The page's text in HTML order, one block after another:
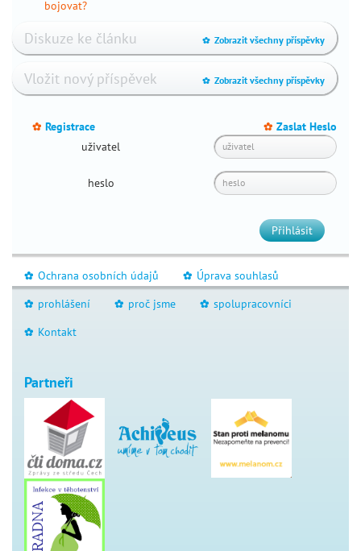
bojovat?
Diskuze ke článku _ Zobrazit všechny příspěvky
Vložit nový příspěvek _ Zobrazit všechny příspěvky
_ Registrace _ Zaslat Heslo
uživatel
heslo
Přihlásit
_ Ochrana osobních údajů _ Úprava souhlasů
_ prohlášení _ proč jsme _ spolupracovníci
_ Kontakt
Partneři